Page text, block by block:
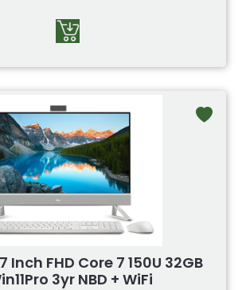
Inch FHD Core 7 150U 32GB
3yr NBD + WiFi